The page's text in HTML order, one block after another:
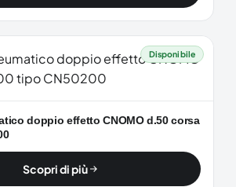
Disponibile
doppio effetto CNOMO d.50 corsa
Scopri di più